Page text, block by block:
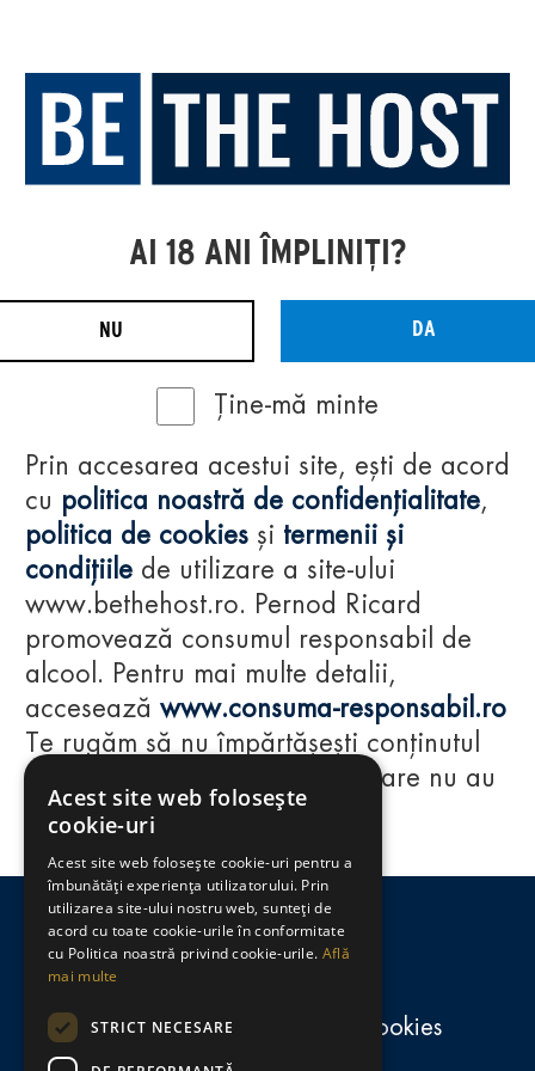
Regulamente
consumă-responsabil.ro
Politica de confidențialitate și cookies
AI 18 ANI ÎMPLINIȚI?
NU DA
Ține-mă minte
Prin accesarea acestui site, ești de acord
cu politica noastră de confidențialitate,
politica de cookies și termenii și
condițiile de utilizare a site-ului
www.bethehost.ro. Pernod Ricard
promovează consumul responsabil de
alcool. Pentru mai multe detalii,
accesează www.consuma-responsabil.ro
Te rugăm să nu împărtășești conținutul
acestui website cu persoane care nu au
împlinit vârsta de 18 ani.
Acest site web folosește
cookie-uri
Acest site web folosește cookie-uri pentru a
îmbunătăți experiența utilizatorului. Prin
utilizarea site-ului nostru web, sunteți de
acord cu toate cookie-urile în conformitate
cu Politica noastră privind cookie-urile. Află
mai multe
STRICT NECESARE